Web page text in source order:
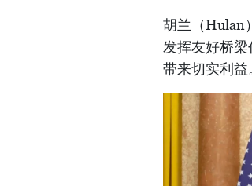
胡兰（Hulan
发挥友好桥梁
带来切实利益